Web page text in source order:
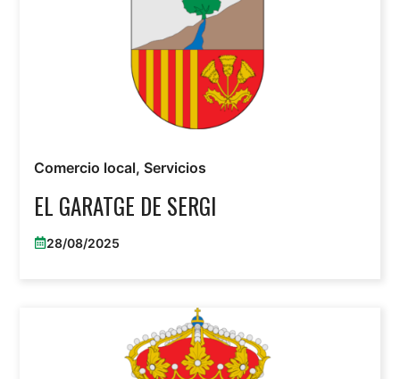
Comercio local, Servicios
EL GARATGE DE SERGI
28/08/2025